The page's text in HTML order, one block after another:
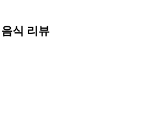
음식 리뷰